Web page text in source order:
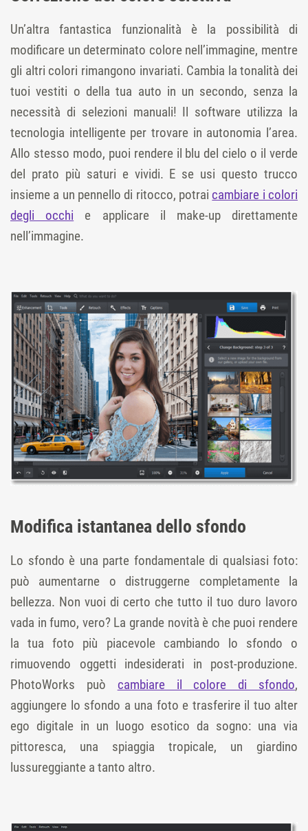
Un’altra fantastica funzionalità è la possibilità di
modificare un determinato colore nell’immagine, mentre
gli altri colori rimangono invariati. Cambia la tonalità dei
tuoi vestiti o della tua auto in un secondo, senza la
necessità di selezioni manuali! Il software utilizza la
tecnologia intelligente per trovare in autonomia l’area.
Allo stesso modo, puoi rendere il blu del cielo o il verde
del prato più saturi e vividi. E se usi questo trucco
insieme a un pennello di ritocco, potrai cambiare i colori
degli occhi e applicare il make-up direttamente
nell’immagine.
Modifica istantanea dello sfondo
Lo sfondo è una parte fondamentale di qualsiasi foto:
può aumentarne o distruggerne completamente la
bellezza. Non vuoi di certo che tutto il tuo duro lavoro
vada in fumo, vero? La grande novità è che puoi rendere
la tua foto più piacevole cambiando lo sfondo o
rimuovendo oggetti indesiderati in post-produzione.
PhotoWorks può cambiare il colore di sfondo,
aggiungere lo sfondo a una foto e trasferire il tuo alter
ego digitale in un luogo esotico da sogno: una via
pittoresca, una spiaggia tropicale, un giardino
lussureggiante a tanto altro.